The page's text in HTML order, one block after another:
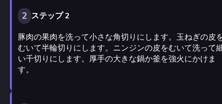
2 ステップ 2
豚肉の果肉を洗って小さな角切りにします。玉ねぎの皮
むいて半輪切りにします。ニンジンの皮をむいて洗って
い千切りにします。厚手の大きな鍋か釜を強火にかけま
す。